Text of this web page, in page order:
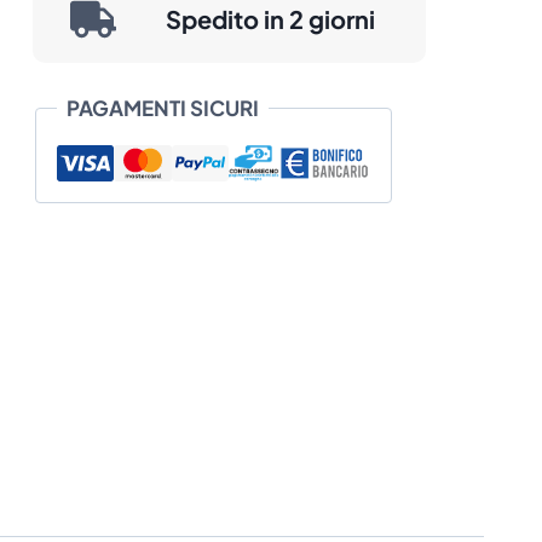
Spedito in 2 giorni
PAGAMENTI SICURI